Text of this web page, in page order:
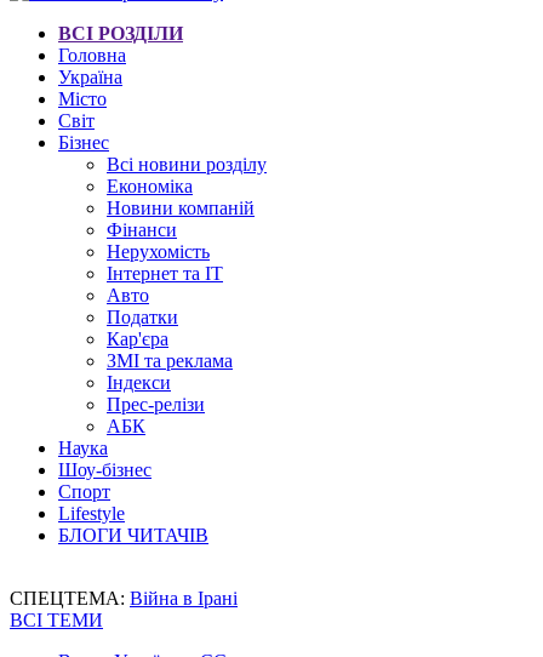
ВСІ РОЗДІЛИ
Головна
Україна
Місто
Світ
Бізнес
Всі новини розділу
Економіка
Новини компаній
Фінанси
Нерухомість
Інтернет та IT
Авто
Податки
Кар'єра
ЗМІ та реклама
Індекси
Прес-релізи
АБК
Наука
Шоу-бізнес
Спорт
Lifestyle
БЛОГИ ЧИТАЧІВ
СПЕЦТЕМА: Війна в Ірані
ВСІ ТЕМИ